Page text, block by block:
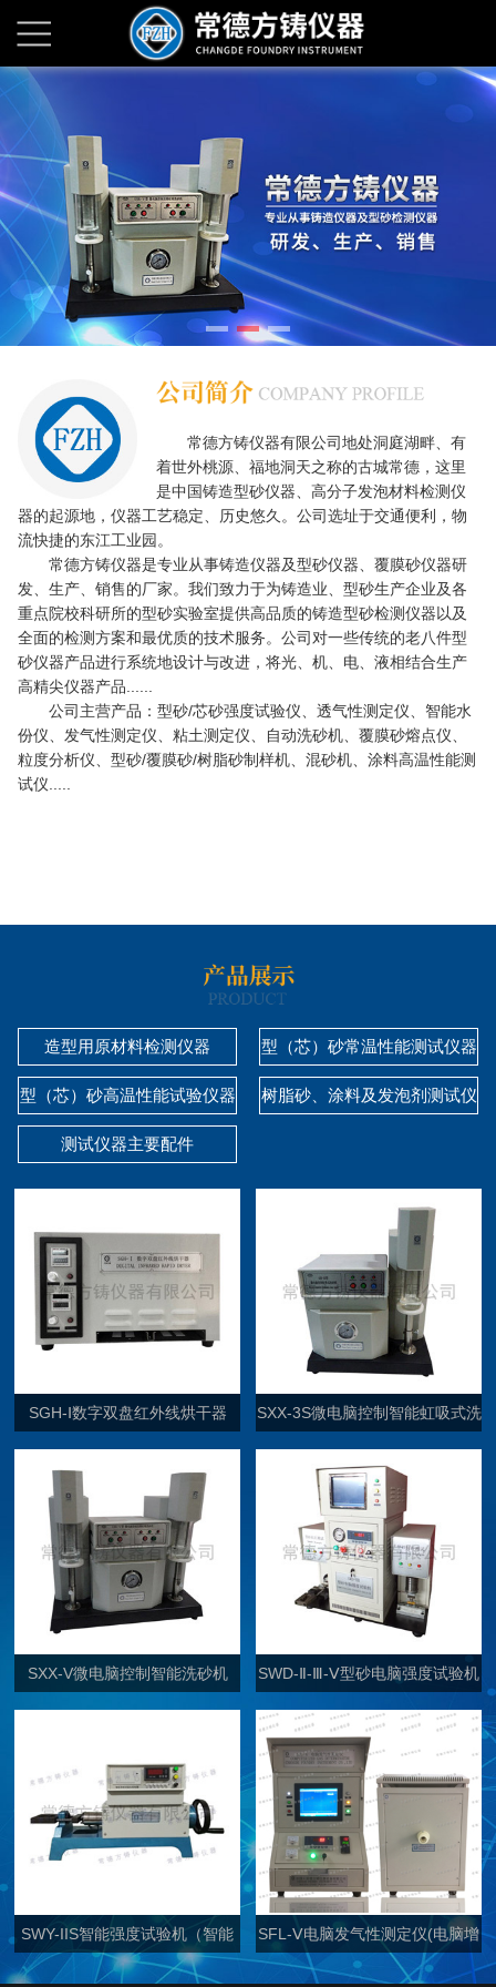
常德方铸仪器有限公司地处洞庭湖畔、有
着世外桃源、福地洞天之称的古城常德，这里
是中国铸造型砂仪器、高分子发泡材料检测仪
器的起源地，仪器工艺稳定、历史悠久。公司选址于交通便利，物
流快捷的东江工业园。
常德方铸仪器是专业从事铸造仪器及型砂仪器、覆膜砂仪器研
发、生产、销售的厂家。我们致力于为铸造业、型砂生产企业及各
重点院校科研所的型砂实验室提供高品质的铸造型砂检测仪器以及
全面的检测方案和最优质的技术服务。公司对一些传统的老八件型
砂仪器产品进行系统地设计与改进，将光、机、电、液相结合生产
高精尖仪器产品......
公司主营产品：型砂/芯砂强度试验仪、透气性测定仪、智能水
份仪、发气性测定仪、粘土测定仪、自动洗砂机、覆膜砂熔点仪、
粒度分析仪、型砂/覆膜砂/树脂砂制样机、混砂机、涂料高温性能测
试仪.....
造型用原材料检测仪器 型（芯）砂常温性能测试仪器
型（芯）砂高温性能试验仪器
树脂砂、涂料及发泡剂测试仪
测试仪器主要配件
SGH-Ⅰ数字双盘红外线烘干器 SXX-3S微电脑控制智能虹吸式洗
砂机（单通道）
SXX-V微电脑控制智能洗砂机
（双通道）
SWD-Ⅱ-Ⅲ-Ⅴ型砂电脑强度试验机
SWY-IIS智能强度试验机（智能
普通型）
SFL-Ⅴ电脑发气性测定仪(电脑增
强型)